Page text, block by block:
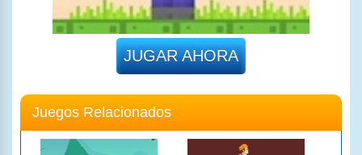
JUGAR AHORA
Juegos Relacionados